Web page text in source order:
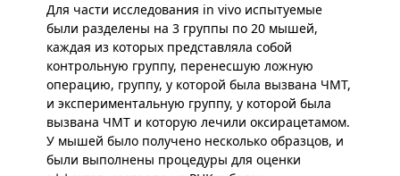
Для части исследования in vivo испытуемые
были разделены на 3 группы по 20 мышей,
каждая из которых представляла собой
контрольную группу, перенесшую ложную
операцию, группу, у которой была вызвана ЧМТ,
и экспериментальную группу, у которой была
вызвана ЧМТ и которую лечили оксирацетамом.
У мышей было получено несколько образцов, и
были выполнены процедуры для оценки